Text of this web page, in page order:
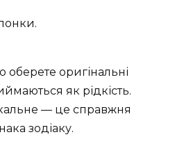
оберете оригінальні
як рідкість.
— це справжня
зодіаку.